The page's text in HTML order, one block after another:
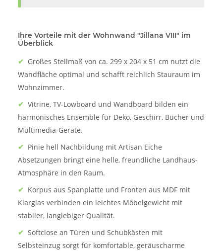
Ihre Vorteile mit der Wohnwand "Jillana VIII" im
Überblick
✔ Großes Stellmaß von ca. 299 x 204 x 51 cm nutzt die
Wandfläche optimal und schafft reichlich Stauraum im
Wohnzimmer.
✔ Vitrine, TV-Lowboard und Wandboard bilden ein
harmonisches Ensemble für Deko, Geschirr, Bücher und
Multimedia-Geräte.
✔ Pinie hell Nachbildung mit Artisan Eiche
Absetzungen bringt eine helle, freundliche Landhaus-
Atmosphäre in den Raum.
✔ Korpus aus Spanplatte und Fronten aus MDF mit
Klarglas verbinden ein leichtes Möbelgewicht mit
stabiler, langlebiger Qualität.
✔ Softclose an Türen und Schubkästen mit
Selbsteinzug sorgt für komfortable, geräuscharme